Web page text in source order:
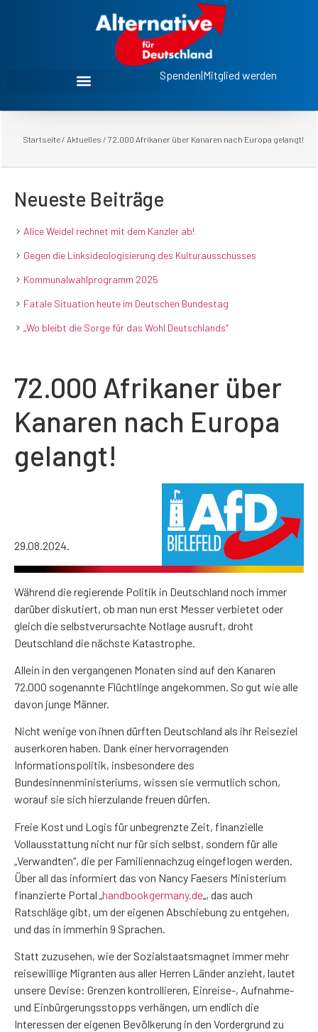
Spenden|Mitglied werden
Startseite / Aktuelles / 72.000 Afrikaner über Kanaren nach Europa gelangt!
Neueste Beiträge
Alice Weidel rechnet mit dem Kanzler ab!
Gegen die Linksideologisierung des Kulturausschusses
Kommunalwahlprogramm 2025
Fatale Situation heute im Deutschen Bundestag
„Wo bleibt die Sorge für das Wohl Deutschlands“
72.000 Afrikaner über
Kanaren nach Europa
gelangt!
29.08.2024.
Während die regierende Politik in Deutschland noch immer
darüber diskutiert, ob man nun erst Messer verbietet oder
gleich die selbstverursachte Notlage ausruft, droht
Deutschland die nächste Katastrophe.
Allein in den vergangenen Monaten sind auf den Kanaren
72.000 sogenannte Flüchtlinge angekommen. So gut wie alle
davon junge Männer.
Nicht wenige von ihnen dürften Deutschland als ihr Reiseziel
auserkoren haben. Dank einer hervorragenden
Informationspolitik, insbesondere des
Bundesinnenministeriums, wissen sie vermutlich schon,
worauf sie sich hierzulande freuen dürfen.
Freie Kost und Logis für unbegrenzte Zeit, finanzielle
Vollausstattung nicht nur für sich selbst, sondern für alle
„Verwandten“, die per Familiennachzug eingeflogen werden.
Über all das informiert das von Nancy Faesers Ministerium
finanzierte Portal „ handbookgermany.de „, das auch
Ratschläge gibt, um der eigenen Abschiebung zu entgehen,
und das in immerhin 9 Sprachen.
Statt zuzusehen, wie der Sozialstaatsmagnet immer mehr
reisewillige Migranten aus aller Herren Länder anzieht, lautet
unsere Devise: Grenzen kontrollieren, Einreise-, Aufnahme-
und Einbürgerungsstopps verhängen, um endlich die
Interessen der eigenen Bevölkerung in den Vordergrund zu